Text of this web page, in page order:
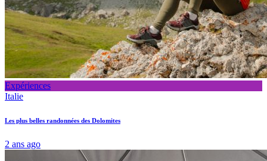
Expériences
Italie
Les plus belles randonnées des Dolomites
2 ans ago